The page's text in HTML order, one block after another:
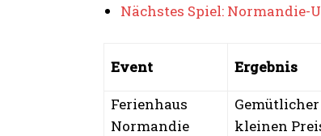
Nächstes Spiel: Normandie-
Event Ergebnis
Ferienhaus
Normandie
kleinen